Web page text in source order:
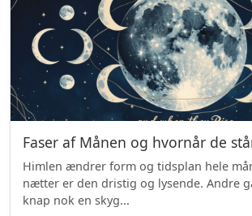
Faser af Månen og hvornår de
Himlen ændrer form og tidsplan hele
nætter er den dristig og lysende. Andre
knap nok en skyg...